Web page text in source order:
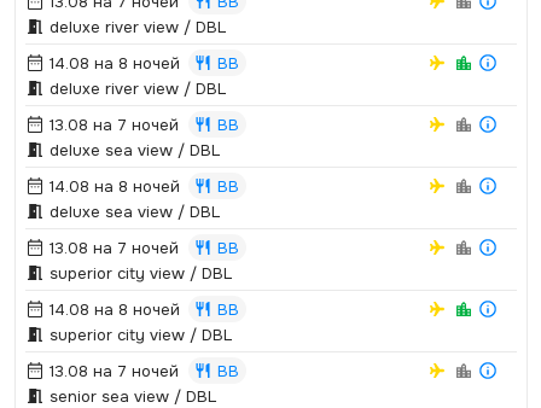
deluxe river view / DBL
14.08 на 8 ночей
BB
deluxe river view / DBL
13.08 на 7 ночей
BB
deluxe sea view / DBL
14.08 на 8 ночей
BB
deluxe sea view / DBL
13.08 на 7 ночей
BB
superior city view / DBL
14.08 на 8 ночей
BB
superior city view / DBL
13.08 на 7 ночей
BB
senior sea view / DBL